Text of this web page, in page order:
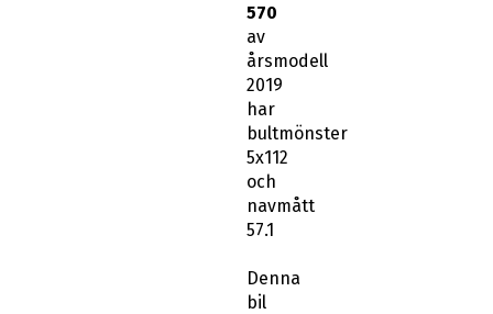
570
av
årsmodell
2019
har
bultmönster
5x112
och
navmått
57.1
Denna
bil